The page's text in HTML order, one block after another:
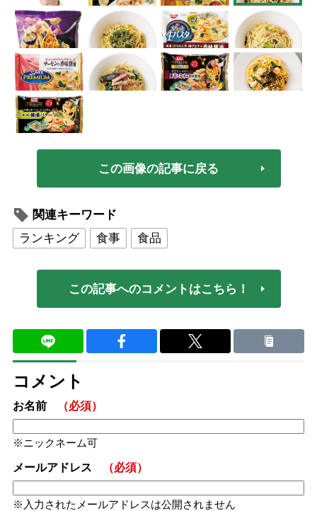
この画像の記事に戻る
関連キーワード
ランキング
食事 食品
この記事へのコメントはこちら！
コメント
お名前 （必須）
ニックネーム可
メールアドレス （必須）
入力されたメールアドレスは公開されません